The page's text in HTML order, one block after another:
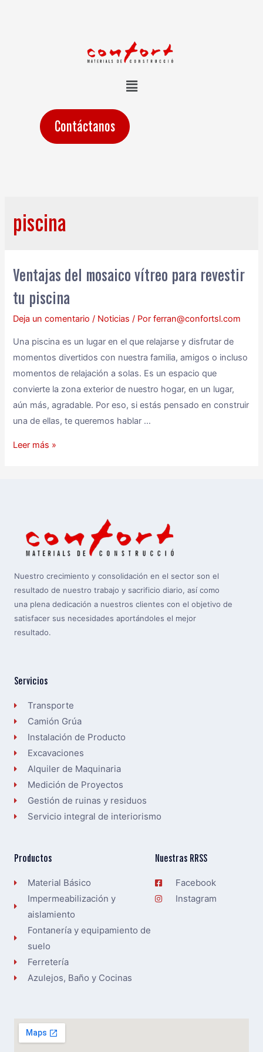
Contáctanos
piscina
Ventajas del mosaico vítreo para revestir
tu piscina
Deja un comentario / Noticias / Porferran@confortsl.com
Una piscina es un lugar en el que relajarse y disfrutar de
momentos divertidos con nuestra familia, amigos o incluso
momentos de relajación a solas. Es un espacio que
convierte la zona exterior de nuestro hogar, en un lugar,
aún más, agradable. Por eso, si estás pensado en construir
una de ellas, te queremos hablar …
Leer más »
Nuestro crecimiento y consolidación en el sector son el
resultado de nuestro trabajo y sacrificio diario, así como
una plena dedicación a nuestros clientes con el objetivo de
satisfacer sus necesidades aportándoles el mejor
resultado.
Servicios
Transporte
Camión Grúa
Instalación de Producto
Excavaciones
Alquiler de Maquinaria
Medición de Proyectos
Gestión de ruinas y residuos
Servicio integral de interiorismo
Productos
Material Básico
Impermeabilización y
aislamiento
Fontanería y equipamiento de
suelo
Ferretería
Azulejos, Baño y Cocinas
Nuestras RRSS
Facebook
Instagram